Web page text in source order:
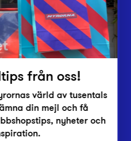
från oss!
värld av tusentals
din mejl och få
nyheter och